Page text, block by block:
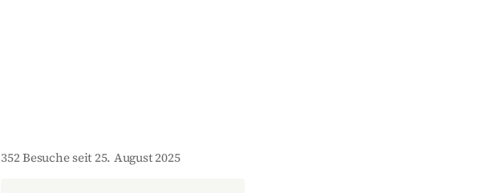
352 Besuche seit 25. August 2025